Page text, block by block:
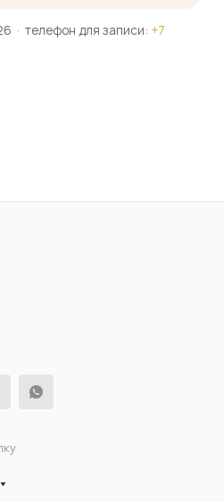
· телефон для записи: +7